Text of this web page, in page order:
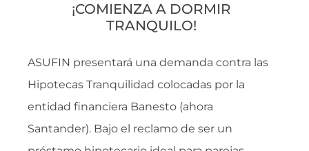
¡COMIENZA A DORMIR
TRANQUILO!
ASUFIN presentará una demanda contra las
Hipotecas Tranquilidad colocadas por la
entidad financiera Banesto (ahora
Santander). Bajo el reclamo de ser un